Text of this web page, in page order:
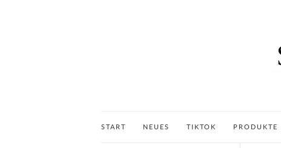
START NEUES TIKTOK PRODUKTE